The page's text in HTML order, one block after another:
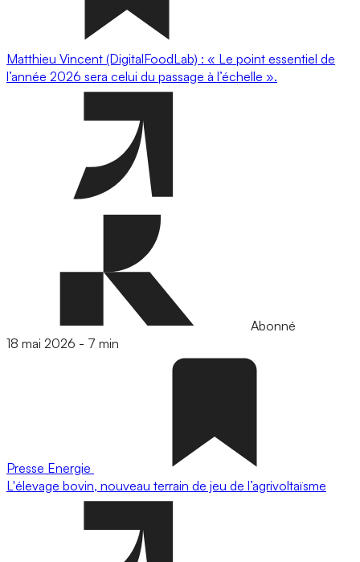
Matthieu Vincent (DigitalFoodLab) : « Le point essentiel de
l’année 2026 sera celui du passage à l’échelle ».
Abonné
18 mai 2026 - 7 min
Presse Energie
L'élevage bovin, nouveau terrain de jeu de l’agrivoltaïsme